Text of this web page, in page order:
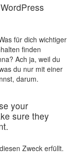
für dich wichtiger
finden
Ach ja, weil du
du nur mit einer
darum.
your
sure they
Zweck erfüllt.